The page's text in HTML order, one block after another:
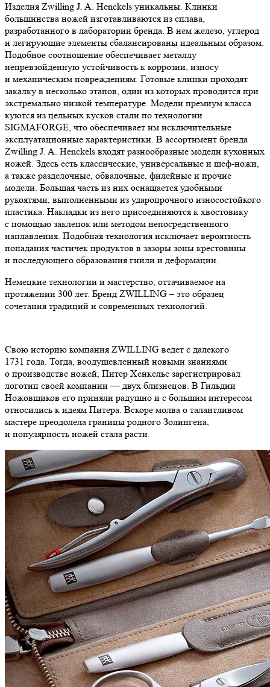
Изделия Zwilling J. A. Henckels уникальны. Клинки
большинства ножей изготавливаются из сплава,
разработанного в лаборатории бренда. В нем железо, углерод
и легирующие элементы сбалансированы идеальным образом.
Подобное соотношение обеспечивает металлу
непревзойденную устойчивость к коррозии, износу
и механическим повреждениям. Готовые клинки проходят
закалку в несколько этапов, один из которых проводится при
экстремально низкой температуре. Модели премиум класса
куются из цельных кусков стали по технологии
SIGMAFORGE, что обеспечивает им исключительные
эксплуатационные характеристики. В ассортимент бренда
Zwilling J. A. Henckels входят разнообразные модели кухонных
ножей. Здесь есть классические, универсальные и шеф-ножи,
а также разделочные, обвалочные, филейные и прочие
модели. Большая часть из них оснащается удобными
рукоятями, выполненными из ударопрочного износостойкого
пластика. Накладки из него присоединяются к хвостовику
с помощью заклепок или методом непосредственного
наплавления. Подобная технология исключает вероятность
попадания частичек продуктов в зазоры зоны крестовины
и последующего образования гнили и деформации.
Немецкие технологии и мастерство, оттачиваемое на
протяжении 300 лет. Бренд ZWILLING – это образец
сочетания традиций и современных технологий.
Свою историю компания ZWILLING ведет с далекого
1731 года. Тогда, воодушевленный новыми знаниями
о производстве ножей, Питер Хенкельс зарегистрировал
логотип своей компании — двух близнецов. В Гильдии
Ножовщиков его приняли радушно и с большим интересом
относились к идеям Питера. Вскоре молва о талантливом
мастере преодолела границы родного Золингена,
и популярность ножей стала расти.